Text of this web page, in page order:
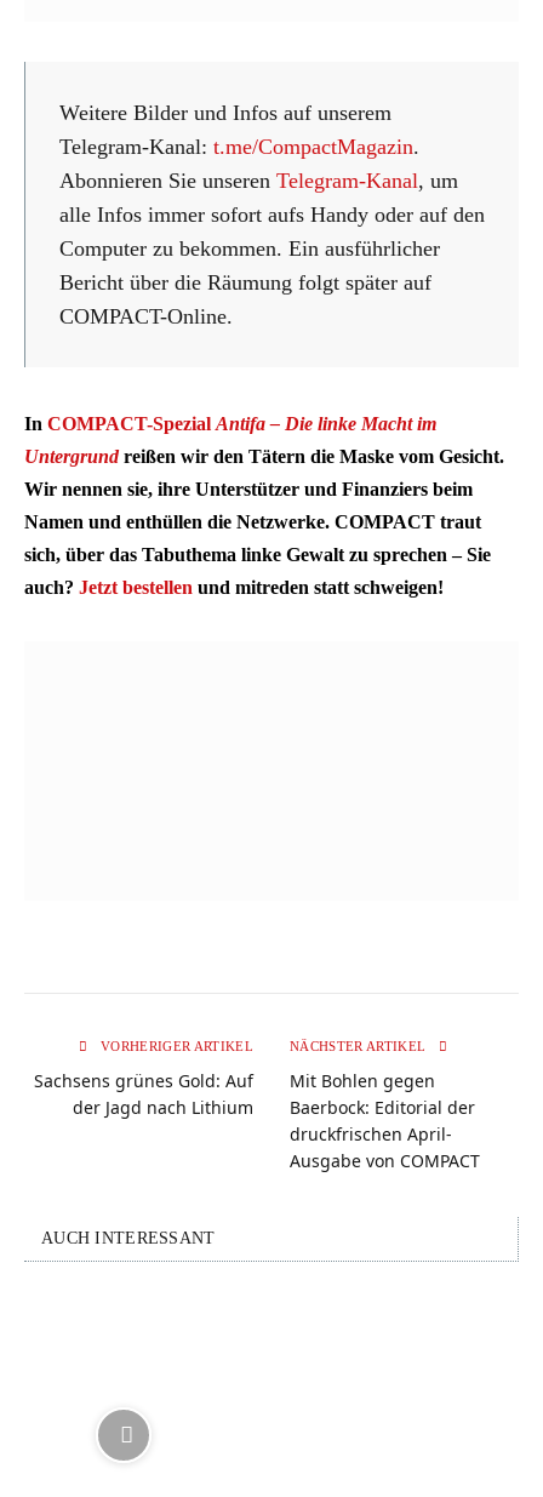
Weitere Bilder und Infos auf unserem
Telegram-Kanal: t.me/CompactMagazin.
Abonnieren Sie unseren Telegram-Kanal, um
alle Infos immer sofort aufs Handy oder auf den
Computer zu bekommen. Ein ausführlicher
Bericht über die Räumung folgt später auf
COMPACT-Online.
In COMPACT-Spezial Antifa – Die linke Macht im
Untergrundreißen wir den Tätern die Maske vom Gesicht.
Wir nennen sie, ihre Unterstützer und Finanziers beim
Namen und enthüllen die Netzwerke. COMPACT traut
sich, über das Tabuthema linke Gewalt zu sprechen – Sie
auch? Jetzt bestellen und mitreden statt schweigen!
VORHERIGER ARTIKEL
Sachsens grünes Gold: Auf
der Jagd nach Lithium
NÄCHSTER ARTIKEL
Mit Bohlen gegen
Baerbock: Editorial der
druckfrischen April-
Ausgabe von COMPACT
AUCH INTERESSANT